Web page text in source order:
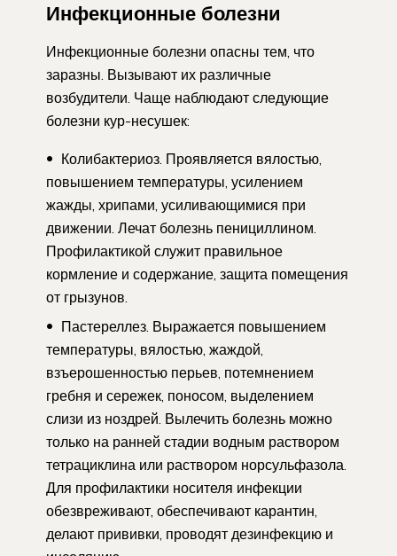
Инфекционные болезни
Инфекционные болезни опасны тем, что
заразны. Вызывают их различные
возбудители. Чаще наблюдают следующие
болезни кур-несушек:
Колибактериоз. Проявляется вялостью,
повышением температуры, усилением
жажды, хрипами, усиливающимися при
движении. Лечат болезнь пенициллином.
Профилактикой служит правильное
кормление и содержание, защита помещения
от грызунов.
Пастереллез. Выражается повышением
температуры, вялостью, жаждой,
взъерошенностью перьев, потемнением
гребня и сережек, поносом, выделением
слизи из ноздрей. Вылечить болезнь можно
только на ранней стадии водным раствором
тетрациклина или раствором норсульфазола.
Для профилактики носителя инфекции
обезвреживают, обеспечивают карантин,
делают прививки, проводят дезинфекцию и